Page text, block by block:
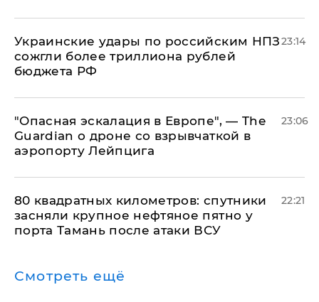
Украинские удары по российским НПЗ
сожгли более триллиона рублей
бюджета РФ
23:14
"Опасная эскалация в Европе", — The
Guardian о дроне со взрывчаткой в
аэропорту Лейпцига
23:06
80 квадратных километров: спутники
засняли крупное нефтяное пятно у
порта Тамань после атаки ВСУ
22:21
Смотреть ещё